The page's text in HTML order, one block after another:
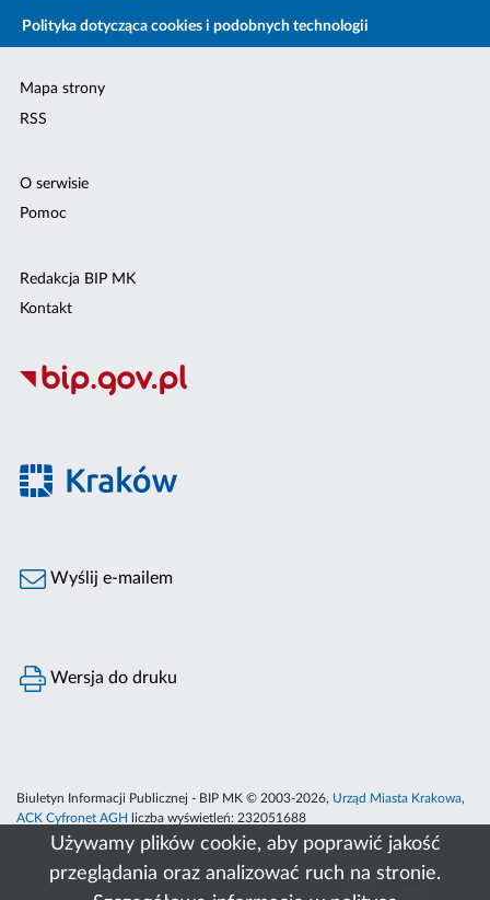
Używamy plików cookie, aby poprawić jakość
przeglądania oraz analizować ruch na stronie.
Polityka dotycząca cookies i podobnych technologii
Mapa strony
RSS
O serwisie
Pomoc
Redakcja BIP MK
Kontakt
Wyślij e-mailem
Wersja do druku
Biuletyn Informacji Publicznej - BIP MK © 2003-2026, Urząd Miasta Krakowa,
ACK Cyfronet AGH
liczba wyświetleń: 232051688